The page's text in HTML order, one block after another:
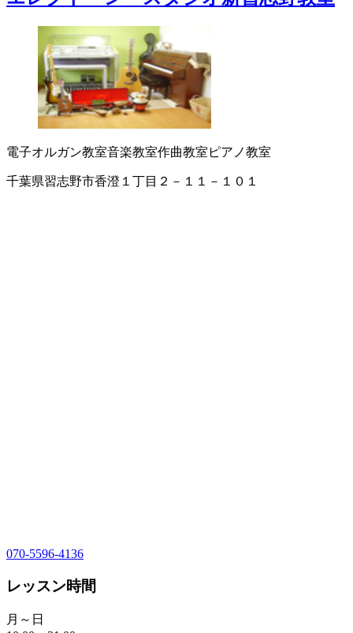
電子オルガン教室音楽教室作曲教室 ピアノ教室
千葉県習志野市香澄１丁目２－１１－１０１
070-5596-4136
レッスン時間
月～日